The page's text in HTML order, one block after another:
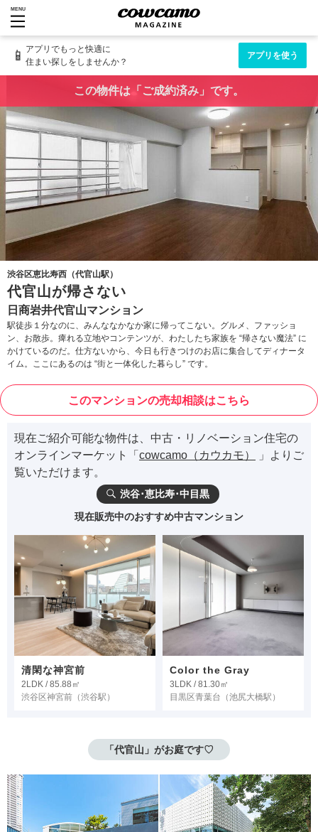
MENU
📱 アプリでもっと快適に
住まい探しをしませんか？
アプリを使う
この物件は「ご成約済み」です。
渋谷区恵比寿西（代官山駅）
代官山が帰さない
日商岩井代官山マンション
駅徒歩１分なのに、みんななかなか家に帰ってこない。グルメ、ファッショ
ン、お散歩。痺れる立地やコンテンツが、わたしたち家族を “帰さない魔法” に
かけているのだ。仕方ないから、今日も行きつけのお店に集合してディナータ
イム。ここにあるのは “街と一体化した暮らし” です。
このマンションの売却相談はこちら
現在ご紹介可能な物件は、中古・リノベーション住宅の
オンラインマーケット「 cowcamo（カウカモ）
」よりご
覧いただけます。
渋谷･恵比寿･中目黒
現在販売中のおすすめ中古マンション
清閑な神宮前
2LDK / 85.88㎡
渋谷区神宮前 （渋谷駅）
Color the Gray
3LDK / 81.30㎡
目黒区青葉台 （池尻大橋駅）
「代官山」がお庭です♡